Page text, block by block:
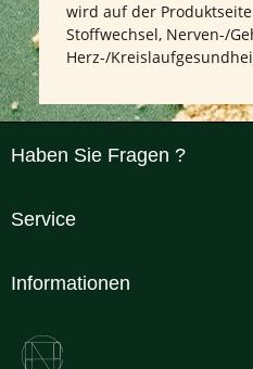
wird auf der
Stoffwechsel, Nerven-/
Herz-/
Haben Sie Fragen ?
Service
Informationen